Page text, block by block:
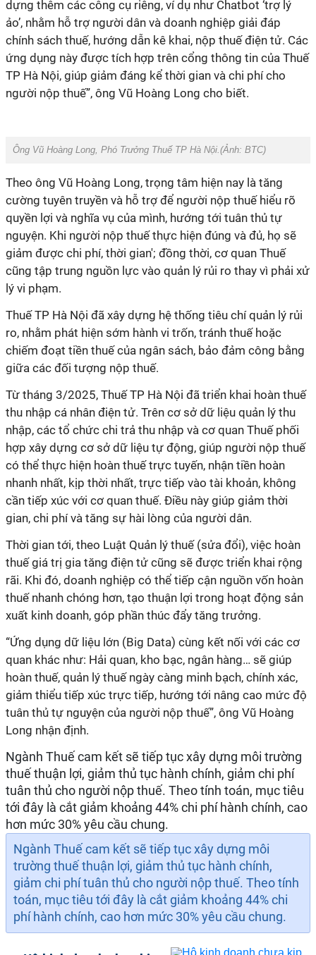
dựng thêm các công cụ riêng, ví dụ như Chatbot ‘trợ lý
ảo’, nhằm hỗ trợ người dân và doanh nghiệp giải đáp
chính sách thuế, hướng dẫn kê khai, nộp thuế điện tử. Các
ứng dụng này được tích hợp trên cổng thông tin của Thuế
TP Hà Nội, giúp giảm đáng kể thời gian và chi phí cho
người nộp thuế”, ông Vũ Hoàng Long cho biết.
Ông Vũ Hoàng Long, Phó Trưởng Thuế TP Hà Nội.(Ảnh: BTC)
Theo ông Vũ Hoàng Long, trọng tâm hiện nay là tăng
cường tuyên truyền và hỗ trợ để người nộp thuế hiểu rõ
quyền lợi và nghĩa vụ của mình, hướng tới tuân thủ tự
nguyện. Khi người nộp thuế thực hiện đúng và đủ, họ sẽ
giảm được chi phí, thời gian'; đồng thời, cơ quan Thuế
cũng tập trung nguồn lực vào quản lý rủi ro thay vì phải xử
lý vi phạm.
Thuế TP Hà Nội đã xây dựng hệ thống tiêu chí quản lý rủi
ro, nhằm phát hiện sớm hành vi trốn, tránh thuế hoặc
chiếm đoạt tiền thuế của ngân sách, bảo đảm công bằng
giữa các đối tượng nộp thuế.
Từ tháng 3/2025, Thuế TP Hà Nội đã triển khai hoàn thuế
thu nhập cá nhân điện tử. Trên cơ sở dữ liệu quản lý thu
nhập, các tổ chức chi trả thu nhập và cơ quan Thuế phối
hợp xây dựng cơ sở dữ liệu tự động, giúp người nộp thuế
có thể thực hiện hoàn thuế trực tuyến, nhận tiền hoàn
nhanh nhất, kịp thời nhất, trực tiếp vào tài khoản, không
cần tiếp xúc với cơ quan thuế. Điều này giúp giảm thời
gian, chi phí và tăng sự hài lòng của người dân.
Thời gian tới, theo Luật Quản lý thuế (sửa đổi), việc hoàn
thuế giá trị gia tăng điện tử cũng sẽ được triển khai rộng
rãi. Khi đó, doanh nghiệp có thể tiếp cận nguồn vốn hoàn
thuế nhanh chóng hơn, tạo thuận lợi trong hoạt động sản
xuất kinh doanh, góp phần thúc đẩy tăng trưởng.
“Ứng dụng dữ liệu lớn (Big Data) cùng kết nối với các cơ
quan khác như: Hải quan, kho bạc, ngân hàng… sẽ giúp
hoàn thuế, quản lý thuế ngày càng minh bạch, chính xác,
giảm thiểu tiếp xúc trực tiếp, hướng tới nâng cao mức độ
tuân thủ tự nguyện của người nộp thuế”, ông Vũ Hoàng
Long nhận định.
Ngành Thuế cam kết sẽ tiếp tục xây dựng môi trường
thuế thuận lợi, giảm thủ tục hành chính, giảm chi phí
tuân thủ cho người nộp thuế. Theo tính toán, mục tiêu
tới đây là cắt giảm khoảng 44% chi phí hành chính, cao
hơn mức 30% yêu cầu chung.
Ngành Thuế cam kết sẽ tiếp tục xây dựng môi
trường thuế thuận lợi, giảm thủ tục hành chính,
giảm chi phí tuân thủ cho người nộp thuế. Theo tính
toán, mục tiêu tới đây là cắt giảm khoảng 44% chi
phí hành chính, cao hơn mức 30% yêu cầu chung.